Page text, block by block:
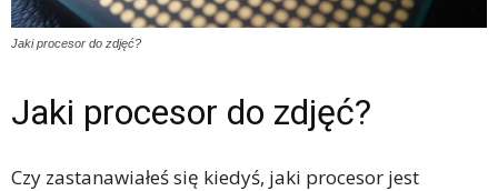
Jaki procesor do zdjęć?
Jaki procesor do zdjęć?
Czy zastanawiałeś się kiedyś, jaki procesor jest